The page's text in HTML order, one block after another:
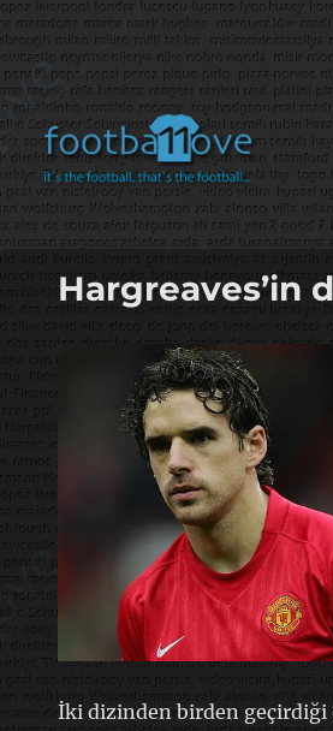
footbaLLove
Hargreaves’in
İki dizinden birden geçirdiği